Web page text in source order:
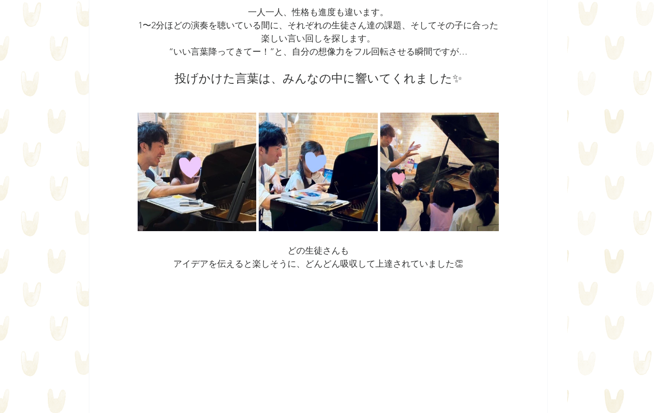
一人一人、性格も進度も違います。
1〜2分ほどの演奏を聴いている間に、それぞれの生徒さん達の課題、そしてその子に合った
楽しい言い回しを探します。
“いい言葉降ってきてー！”と、自分の想像力をフル回転させる瞬間ですが…
投げかけた言葉は、みんなの中に響いてくれました✨
どの生徒さんも
アイデアを伝えると楽しそうに、どんどん吸収して上達されていました👏